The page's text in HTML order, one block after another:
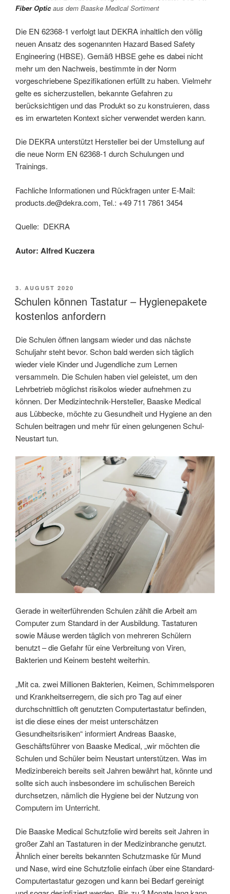
Fiber Opticaus dem Baaske Medical Sortiment
Die EN 62368-1 verfolgt laut DEKRA inhaltlich den völlig
neuen Ansatz des sogenannten Hazard Based Safety
Engineering (HBSE). Gemäß HBSE gehe es dabei nicht
mehr um den Nachweis, bestimmte in der Norm
vorgeschriebene Spezifikationen erfüllt zu haben. Vielmehr
gelte es sicherzustellen, bekannte Gefahren zu
berücksichtigen und das Produkt so zu konstruieren, dass
es im erwarteten Kontext sicher verwendet werden kann.
Die DEKRA unterstützt Hersteller bei der Umstellung auf
die neue Norm EN 62368-1 durch Schulungen und
Trainings.
Fachliche Informationen und Rückfragen unter E-Mail:
products.de@dekra.com, Tel.: +49 711 7861 3454
Quelle: DEKRA
Autor: Alfred Kuczera
VERÖFFENTLICHT
AM
3. AUGUST 2020
Schulen können Tastatur – Hygienepakete
kostenlos anfordern
Die Schulen öffnen langsam wieder und das nächste
Schuljahr steht bevor. Schon bald werden sich täglich
wieder viele Kinder und Jugendliche zum Lernen
versammeln. Die Schulen haben viel geleistet, um den
Lehrbetrieb möglichst risikolos wieder aufnehmen zu
können. Der Medizintechnik-Hersteller, Baaske Medical
aus Lübbecke, möchte zu Gesundheit und Hygiene an den
Schulen beitragen und mehr für einen gelungenen Schul-
Neustart tun.
Gerade in weiterführenden Schulen zählt die Arbeit am
Computer zum Standard in der Ausbildung. Tastaturen
sowie Mäuse werden täglich von mehreren Schülern
benutzt – die Gefahr für eine Verbreitung von Viren,
Bakterien und Keinem besteht weiterhin.
„Mit ca. zwei Millionen Bakterien, Keimen, Schimmelsporen
und Krankheitserregern, die sich pro Tag auf einer
durchschnittlich oft genutzten Computertastatur befinden,
ist die diese eines der meist unterschätzen
Gesundheitsrisiken“ informiert Andreas Baaske,
Geschäftsführer von Baaske Medical, „wir möchten die
Schulen und Schüler beim Neustart unterstützen. Was im
Medizinbereich bereits seit Jahren bewährt hat, könnte und
sollte sich auch insbesondere im schulischen Bereich
durchsetzen, nämlich die Hygiene bei der Nutzung von
Computern im Unterricht.
Die Baaske Medical Schutzfolie wird bereits seit Jahren in
großer Zahl an Tastaturen in der Medizinbranche genutzt.
Ähnlich einer bereits bekannten Schutzmaske für Mund
und Nase, wird eine Schutzfolie einfach über eine Standard-
Computertastatur gezogen und kann bei Bedarf gereinigt